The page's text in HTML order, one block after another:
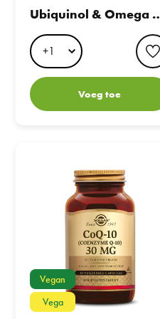
Ubiquinol & Omega 3
Capsules
Voeg toe
Vegan
Vega